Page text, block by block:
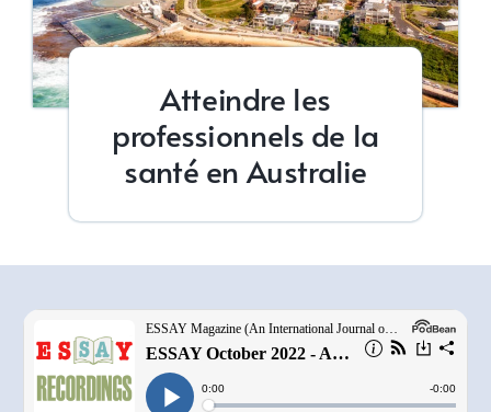
Atteindre les
professionnels de la
santé en Australie